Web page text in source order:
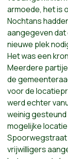
armoede, het is
Nochtans
aangegeven dat
nieuwe plek
Het was een
Meerdere
de
voor de
werd echter
weinig
mogelijke
Spoorwegstraat
vrijwilligers